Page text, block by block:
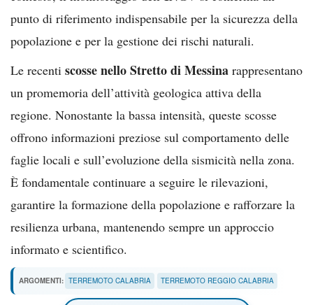
punto di riferimento indispensabile per la sicurezza della
popolazione e per la gestione dei rischi naturali.
Le recenti scosse nello Stretto di Messina rappresentano
un promemoria dell’attività geologica attiva della
regione. Nonostante la bassa intensità, queste scosse
offrono informazioni preziose sul comportamento delle
faglie locali e sull’evoluzione della sismicità nella zona.
È fondamentale continuare a seguire le rilevazioni,
garantire la formazione della popolazione e rafforzare la
resilienza urbana, mantenendo sempre un approccio
informato e scientifico.
ARGOMENTI: TERREMOTO CALABRIA TERREMOTO REGGIO CALABRIA